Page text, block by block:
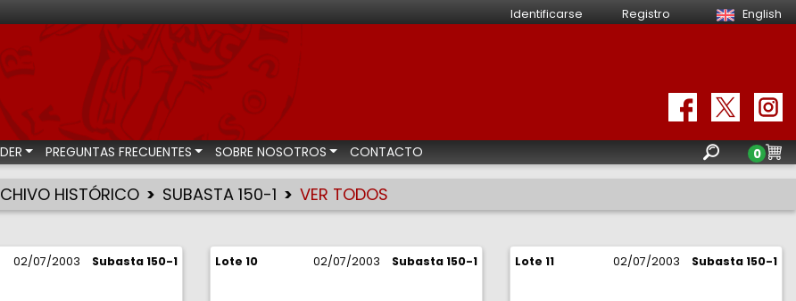
Identificarse Registro English
numismáticas
PREGUNTAS FRECUENTES SOBRE NOSOTROS CONTACTO 0
HISTÓRICO SUBASTA 150-1 VER TODOS
02/07/2003 Subasta 150-1 Lote 10 02/07/2003 Subasta 150-1 Lote 11 02/07/2003 Subasta 150-1